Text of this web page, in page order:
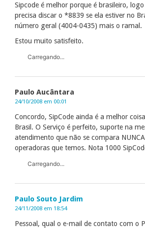
Sipcode é melhor porque é brasileiro,
precisa discar o *8839 se ela estiver no
número geral (4004-0435) mais o ramal.
Estou muito satisfeito.
Carregando...
Paulo Aucântara
24/10/2008 em 00:01
Concordo, SipCode ainda é a melhor
Brasil. O Serviço é perfeito, suporte na
atendimento que não se compara
operadoras que temos. Nota 1000
Carregando...
Paulo Souto Jardim
24/11/2008 em 18:54
Pessoal, qual o e-mail de contato com o